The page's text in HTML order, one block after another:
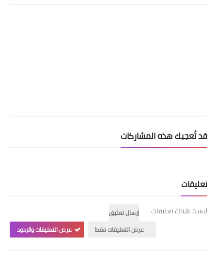
قد تُعجبك هذه المشاركات
تعليقات
ليست هناك تعليقات
إرسال تعليق
عرض التعليقات فقط
عرض التعليقات والردود